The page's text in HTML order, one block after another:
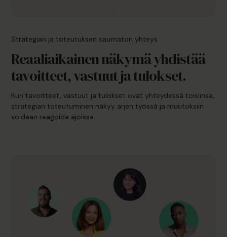
Strategian ja toteutuksen saumaton yhteys
Reaaliaikainen näkymä yhdistää
tavoitteet, vastuut ja tulokset.
Kun tavoitteet, vastuut ja tulokset ovat yhteydessä toisiinsa,
strategian toteutuminen näkyy arjen työssä ja muutoksiin
voidaan reagoida ajoissa.